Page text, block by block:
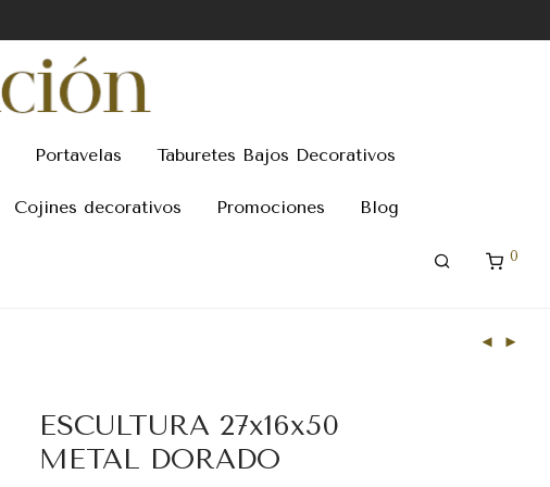
Portavelas Taburetes Bajos Decorativos
Cojines decorativos Promociones Blog
0
ESCULTURA 27x16x50
METAL DORADO